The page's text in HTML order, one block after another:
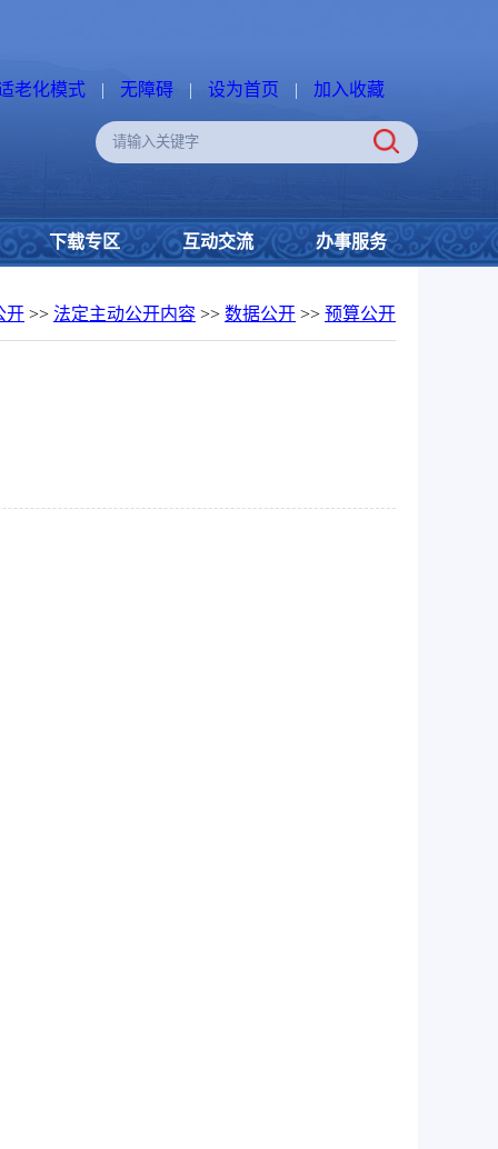
老化模式 | 无障碍 | 设为首页 | 加入收藏
下载专区 互动交流 办事服务
开 >> 法定主动公开内容 >> 数据公开 >> 预算公开